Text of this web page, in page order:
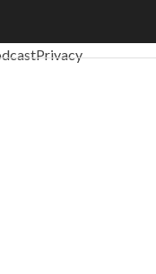
Privacy